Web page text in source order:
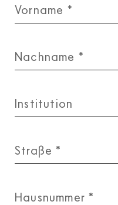
Vorname *
Nachname *
Institution
Straße *
Hausnummer *